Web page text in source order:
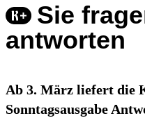
Sie
antworten
Ab 3. März liefert die
Sonntagsausgabe